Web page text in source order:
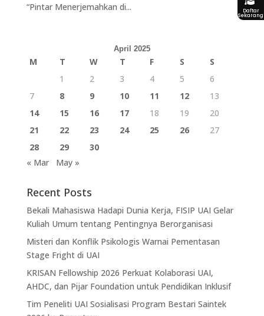
“Pintar Menerjemahkan di...
April 2025
M T W T F S
S
1
2 3 4 5
6
7
8 9 10 11 12
13
14
15 16 17 18 19
20
21
22 23 24 25 26
27
28
29
30
« Mar
May »
Recent Posts
Bekali Mahasiswa Hadapi Dunia Kerja, FISIP UAI Gelar
Kuliah Umum tentang Pentingnya Berorganisasi
Misteri dan Konflik Psikologis Warnai Pementasan
Stage Fright di UAI
KRISAN Fellowship 2026 Perkuat Kolaborasi UAI,
AHDC, dan Pijar Foundation untuk Pendidikan Inklusif
Tim Peneliti UAI Sosialisasi Program Bestari Saintek
Daftar
Sekarang